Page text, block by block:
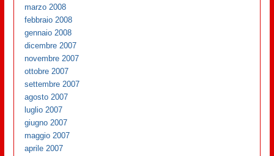
marzo 2008
febbraio 2008
gennaio 2008
dicembre 2007
novembre 2007
ottobre 2007
settembre 2007
agosto 2007
luglio 2007
giugno 2007
maggio 2007
aprile 2007